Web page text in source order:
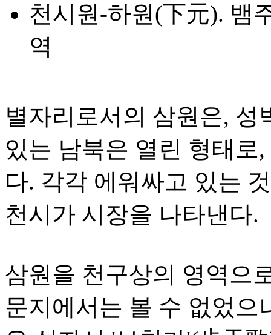
천시원-하원(下元). 뱀
역
별자리로서의 삼원은,
있는 남북은 열린 형태로
다. 각각 에워싸고 있는
천시가 시장을 나타낸다.
삼원을 천구상의 영역으
문지에서는 볼 수 없었으